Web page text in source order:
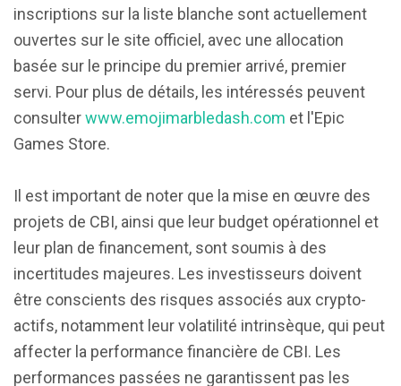
inscriptions sur la liste blanche sont actuellement
ouvertes sur le site officiel, avec une allocation
basée sur le principe du premier arrivé, premier
servi. Pour plus de détails, les intéressés peuvent
consulterwww.emojimarbledash.com et l'Epic
Games Store.
Il est important de noter que la mise en œuvre des
projets de CBI, ainsi que leur budget opérationnel et
leur plan de financement, sont soumis à des
incertitudes majeures. Les investisseurs doivent
être conscients des risques associés aux crypto-
actifs, notamment leur volatilité intrinsèque, qui peut
affecter la performance financière de CBI. Les
performances passées ne garantissent pas les